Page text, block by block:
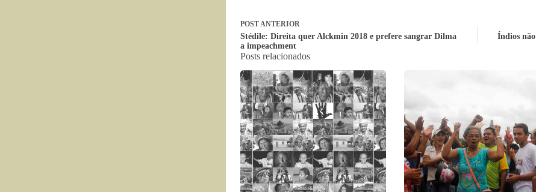
POSTANTERIOR
Stédile: Direita quer Alckmin 2018 e prefere sangrar Dilma
a impeachment
Índios
Posts relacionados